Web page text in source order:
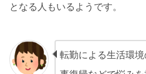
となる人もいるようです。
転勤による生活環